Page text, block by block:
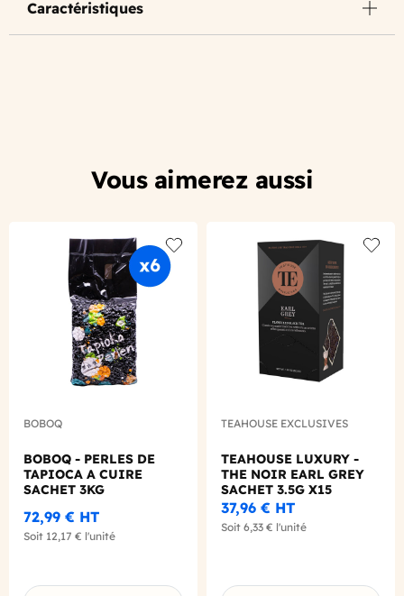
Caractéristiques
Vous aimerez aussi
Add to wishlist
BOBOQ
BOBOQ - PERLES DE
TAPIOCA A CUIRE
SACHET 3KG
72,99 € HT
Soit 12,17 € l'unité
TEAHOUSE EXCLUSIVES
TEAHOUSE LUXURY -
THE NOIR EARL GREY
SACHET 3.5G X15
37,96 € HT
Soit 6,33 € l'unité